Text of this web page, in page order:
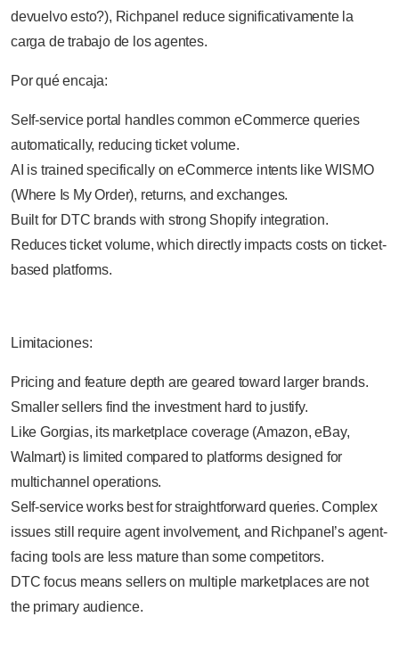
devuelvo esto?), Richpanel reduce significativamente la
carga de trabajo de los agentes.
Por qué encaja:
Self-service portal handles common eCommerce queries
automatically, reducing ticket volume.
AI is trained specifically on eCommerce intents like WISMO
(Where Is My Order), returns, and exchanges.
Built for DTC brands with strong Shopify integration.
Reduces ticket volume, which directly impacts costs on ticket-
based platforms.
Limitaciones:
Pricing and feature depth are geared toward larger brands.
Smaller sellers find the investment hard to justify.
Like Gorgias, its marketplace coverage (Amazon, eBay,
Walmart) is limited compared to platforms designed for
multichannel operations.
Self-service works best for straightforward queries. Complex
issues still require agent involvement, and Richpanel’s agent-
facing tools are less mature than some competitors.
DTC focus means sellers on multiple marketplaces are not
the primary audience.